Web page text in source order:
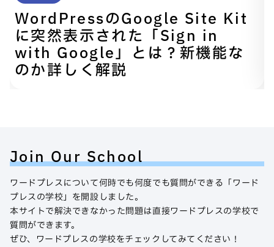
WordPressのGoogle Site Kit
に突然表示された「Sign in
with Google」とは？新機能な
のか詳しく解説
Join Our School
ワードプレスについて何時でも何度でも質問ができる「ワード
プレスの学校」を開設しました。
本サイトで解決できなかった問題は直接ワードプレスの学校で
質問ができます。
ぜひ、ワードプレスの学校をチェックしてみてください！